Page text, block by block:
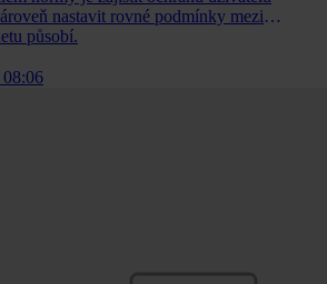
nastavit rovné podmínky mezi
působí.
08:06